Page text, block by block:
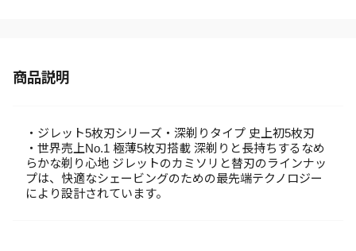
商品説明
・ジレット5枚刃シリーズ・深剃りタイプ 史上初5枚刃
・世界売上No.1 極薄5枚刃搭載 深剃りと長持ちするなめ
らかな剃り心地 ジレットのカミソリと替刃のラインナッ
プは、快適なシェービングのための最先端テクノロジー
により設計されています。